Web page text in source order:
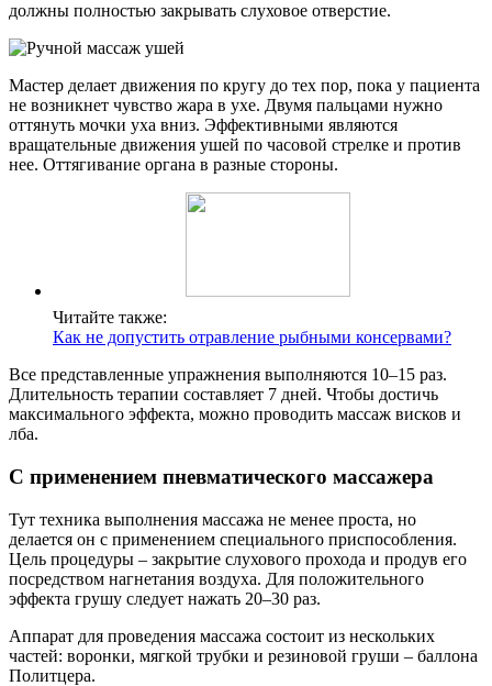
должны полностью закрывать слуховое отверстие.
Мастер делает движения по кругу до тех пор, пока у пациента
не возникнет чувство жара в ухе. Двумя пальцами нужно
оттянуть мочки уха вниз. Эффективными являются
вращательные движения ушей по часовой стрелке и против
нее. Оттягивание органа в разные стороны.
Читайте также:
Как не допустить отравление рыбными консервами?
Все представленные упражнения выполняются 10–15 раз.
Длительность терапии составляет 7 дней. Чтобы достичь
максимального эффекта, можно проводить массаж висков и
лба.
С применением пневматического массажера
Тут техника выполнения массажа не менее проста, но
делается он с применением специального приспособления.
Цель процедуры – закрытие слухового прохода и продув его
посредством нагнетания воздуха. Для положительного
эффекта грушу следует нажать 20–30 раз.
Аппарат для проведения массажа состоит из нескольких
частей: воронки, мягкой трубки и резиновой груши – баллона
Политцера.